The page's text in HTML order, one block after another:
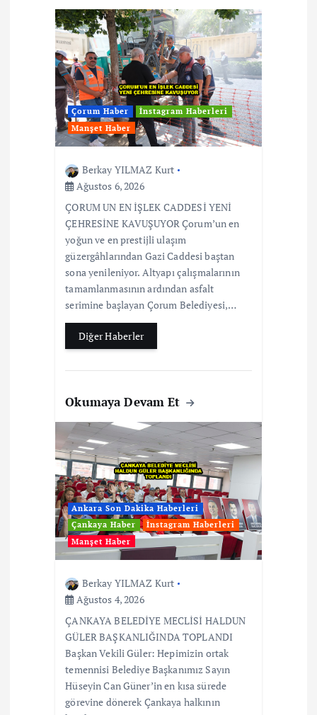
Çorum Haber
İnstagram Haberleri
Manşet Haber
Berkay YILMAZ Kurt
Ağustos 6, 2026
ÇORUM UN EN İŞLEK CADDESİ YENİ
ÇEHRESİNE KAVUŞUYOR Çorum’un en
yoğun ve en prestijli ulaşım
güzergâhlarından Gazi Caddesi baştan
sona yenileniyor. Altyapı çalışmalarının
tamamlanmasının ardından asfalt
serimine başlayan Çorum Belediyesi,…
Diğer Haberler
Okumaya Devam Et
Ankara Son Dakika Haberleri
Çankaya Haber
İnstagram Haberleri
Manşet Haber
Berkay YILMAZ Kurt
Ağustos 4, 2026
ÇANKAYA BELEDİYE MECLİSİ HALDUN
GÜLER BAŞKANLIĞINDA TOPLANDI
Başkan Vekili Güler: Hepimizin ortak
temennisi Belediye Başkanımız Sayın
Hüseyin Can Güner’in en kısa sürede
görevine dönerek Çankaya halkının